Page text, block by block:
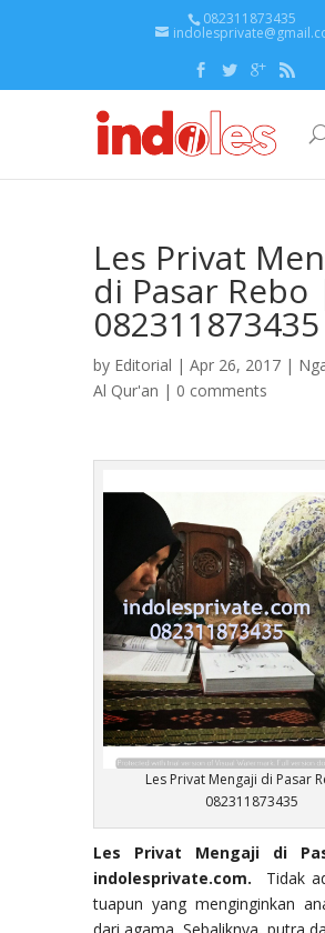
082311873435
Les Privat
di Pasar
082311873435
by Editorial | Apr 26, 2017 |
Al Qur'an | 0 comments
Les Privat Mengaji di Pasar
082311873435
Les Privat Mengaji di
indolesprivate.com. Tidak
tuapun yang menginginkan